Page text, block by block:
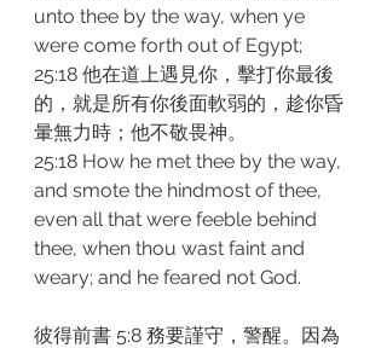
unto thee by the way, when ye
were come forth out of Egypt;
25:18 他在道上遇見你，擊打你最後
的，就是所有你後面軟弱的，趁你昏
暈無力時；他不敬畏神。
25:18 How he met thee by the way,
and smote the hindmost of thee,
even all that were feeble behind
thee, when thou wast faint and
weary; and he feared not God.
彼得前書 5:8 務要謹守，警醒。因為